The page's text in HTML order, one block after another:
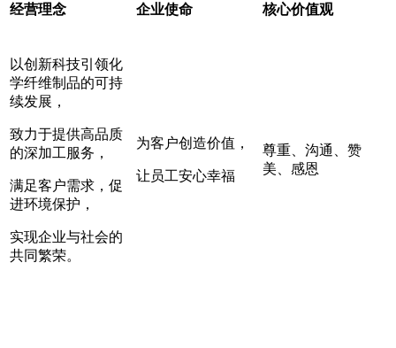
经营理念 企业使命 核心价值观
以创新科技引领化
学纤维制品的可持
续发展，
致力于提供高品质
的深加工服务，
满足客户需求，促
进环境保护，
实现企业与社会的
共同繁荣。
为客户创造价值，
让员工安心幸福
尊重、沟通、赞
美、感恩